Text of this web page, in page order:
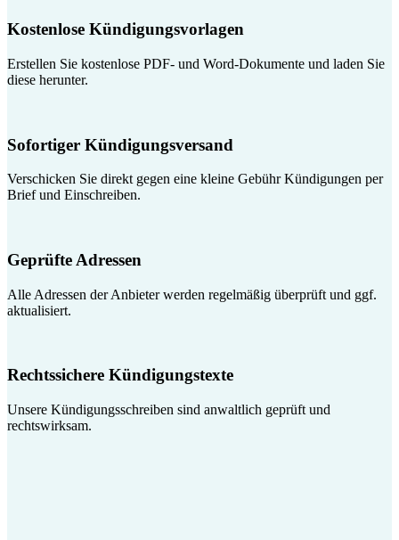
Kostenlose Kündigungsvorlagen
Erstellen Sie kostenlose PDF- und Word-Dokumente und laden Sie
diese herunter.
Sofortiger Kündigungsversand
Verschicken Sie direkt gegen eine kleine Gebühr Kündigungen per
Brief und Einschreiben.
Geprüfte Adressen
Alle Adressen der Anbieter werden regelmäßig überprüft und ggf.
aktualisiert.
Rechtssichere Kündigungstexte
Unsere Kündigungsschreiben sind anwaltlich geprüft und
rechtswirksam.